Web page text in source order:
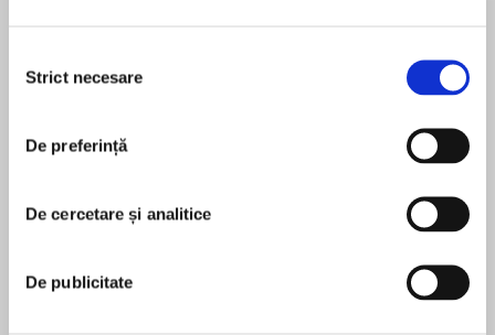
consimțământului
Strict necesare
De preferință
De cercetare și analitice
De publicitate
Seria Sherlock Holmes, pe care Nemira Fiction o
aduce într-o ediție de colecție fresh,
univers fascinant, plin de mister și intrigi
complicate. O serie-reper care a trecut cu brio
inspire.
„Mintea mea se răzvrătește împotriva stagnării.
Dă-mi probleme, dă-mi să muncesc, dă-mi cea
În acest moment nu există recenzii